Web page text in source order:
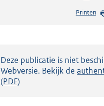
s
d
g
Printen
Notificatie:
Deze publicatie is niet
Webversie. Bekijk de
(PDF)